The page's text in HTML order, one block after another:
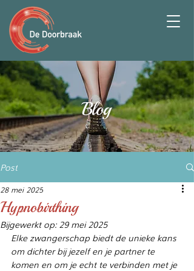
Blog
Post
Hypnobirthing
28 mei 2025
Bijgewerkt op: 29 mei 2025
Elke zwangerschap biedt de unieke kans
om dichter bij jezelf en je partner te
komen en om je echt te verbinden met je